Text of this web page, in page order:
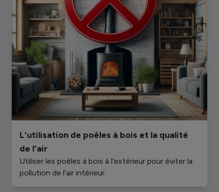
L'utilisation de poêles à bois et la qualité
de l'air
Utiliser les poêles à bois à l'extérieur pour éviter la
pollution de l'air intérieur.